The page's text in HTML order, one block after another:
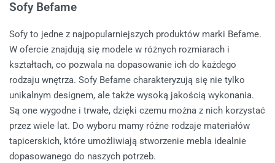
Sofy Befame
Sofy to jedne z najpopularniejszych produktów marki Befame.
W ofercie znajdują się modele w różnych rozmiarach i
kształtach, co pozwala na dopasowanie ich do każdego
rodzaju wnętrza. Sofy Befame charakteryzują się nie tylko
unikalnym designem, ale także wysoką jakością wykonania.
Są one wygodne i trwałe, dzięki czemu można z nich korzystać
przez wiele lat. Do wyboru mamy różne rodzaje materiałów
tapicerskich, które umożliwiają stworzenie mebla idealnie
dopasowanego do naszych potrzeb.